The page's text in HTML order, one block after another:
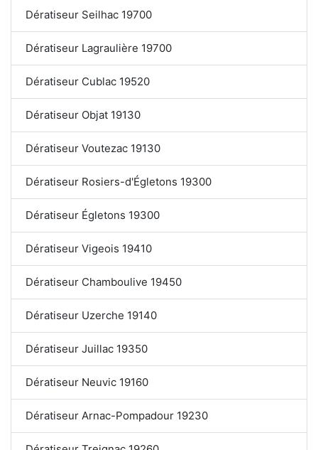
Dératiseur Seilhac 19700
Dératiseur Lagraulière 19700
Dératiseur Cublac 19520
Dératiseur Objat 19130
Dératiseur Voutezac 19130
Dératiseur Rosiers-d'Égletons 19300
Dératiseur Égletons 19300
Dératiseur Vigeois 19410
Dératiseur Chamboulive 19450
Dératiseur Uzerche 19140
Dératiseur Juillac 19350
Dératiseur Neuvic 19160
Dératiseur Arnac-Pompadour 19230